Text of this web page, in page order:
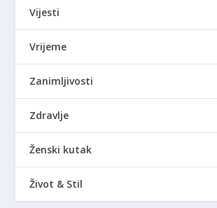
Vijesti
Vrijeme
Zanimljivosti
Zdravlje
Ženski kutak
Život & Stil